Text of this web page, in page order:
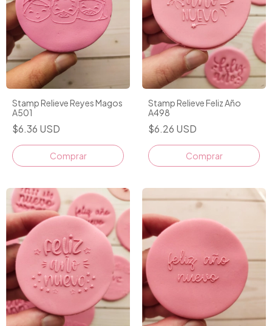
Stamp Relieve Reyes Magos
A501
$6.36 USD
Stamp Relieve Feliz Año
A498
$6.26 USD